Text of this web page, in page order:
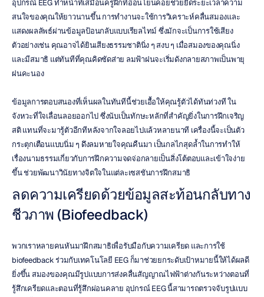
อุปกรณ์ EEG ทำหน้าที่เสมือนครูฝึกที่อ่อนโยนคอยช่วยยืดระยะเวลาความ
สนใจของคุณให้ยาวนานขึ้น การทำงานจะใช้การวิเคราะห์คลื่นสมองและ
แสดงผลลัพธ์ผ่านข้อมูลป้อนกลับแบบเรียลไทม์ ซึ่งมักจะเป็นการใช้เสียง
ตัวอย่างเช่น คุณอาจได้ยินเสียงธรรมชาตินิ่ง ๆ สงบ ๆ เมื่อสมองของคุณนิ่ง
และมีสมาธิ แต่ทันทีที่คุณคิดซัดส่าย ลมฟ้าฝนจะเริ่มดังกลายสภาพเป็นพายุ
ฝนคะนอง
ข้อมูลการตอบสนองที่เห็นผลในทันทีนี้ช่วยเอื้อให้คุณรู้ตัวได้ทันท่วงที ใน
จังหวะที่ใจเลื่อนลอยออกไป ซึ่งนับเป็นทักษะหลักที่สำคัญยิ่งในการฝึกเจริญ
สติ แทนที่จะมารู้ตัวอีกทีหลังจากใจลอยไปแล้วหลายนาที เครื่องนี้จะเป็นตัว
กระตุกเตือนแบบนิ่ม ๆ ดึงลมหายใจคุณคืนมา เป็นกลไกสุดล้ำในการทำให้
เรื่องนามธรรมเกี่ยวกับการฝึกความจดจ่อกลายเป็นสิ่งโต้ตอบและเข้าใจง่าย
ขึ้น ช่วยพัฒนาวินัยทางจิตใจในแต่ละเซสชันการฝึกสมาธิ
ลดความเครียดด้วยข้อมูลสะท้อนกลับทาง
ชีวภาพ (Biofeedback)
พวกเราหลายคนหันมาฝึกสมาธิเพื่อรับมือกับความเครียด และการใช้
biofeedback ร่วมกับเทคโนโลยี EEG ก็มาช่วยยกระดับเป้าหมายนี้ให้ได้ผลดี
ยิ่งขึ้น สมองของคุณมีรูปแบบการส่งคลื่นสัญญาณไฟฟ้าต่างกันระหว่างตอนที่
รู้สึกเครียดและตอนที่รู้สึกผ่อนคลาย อุปกรณ์ EEG นี้สามารถตรวจจับรูปแบบ